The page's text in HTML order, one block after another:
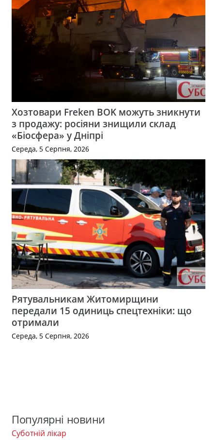
Хозтовари Freken BOK можуть зникнути
з продажу: росіяни знищили склад
«Біосфера» у Дніпрі
Середа, 5 Серпня, 2026
Рятувальникам Житомирщини
передали 15 одиниць спецтехніки: що
отримали
Середа, 5 Серпня, 2026
Популярні новини
Суботній лікар